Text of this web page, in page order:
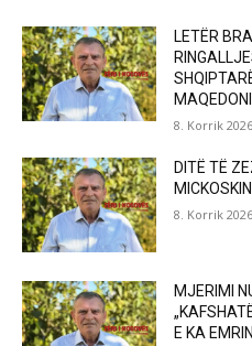
LETËR
8. Korrik 2026
DITË TË
MICKOSKIN
8. Korrik 2026
MJERIMI
E KA